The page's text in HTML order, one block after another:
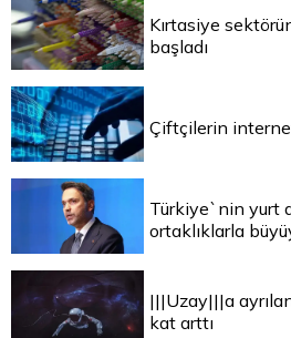
Kırtasiye
başladı
Çiftçilerin internet
Türkiye`nin yurt
ortaklıklarla
|||Uzay|||a
kat arttı